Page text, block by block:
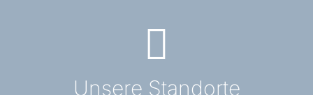
Unsere Standorte
Hier finden Sie uns